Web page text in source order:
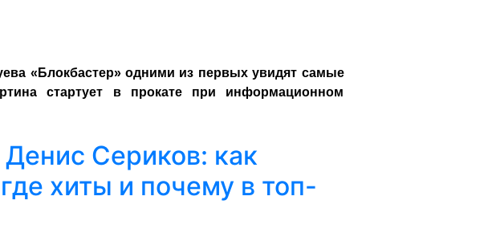
«Блокбастер» одними из первых увидят самые
стартует в прокате при информационном
Сериков: как
хиты и почему в топ-